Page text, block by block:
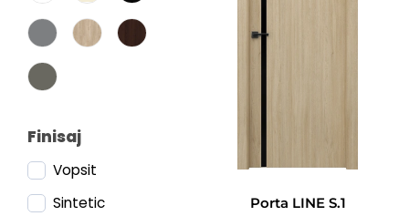
Finisaj
Vopsit
Sintetic
Porta LINE S.1